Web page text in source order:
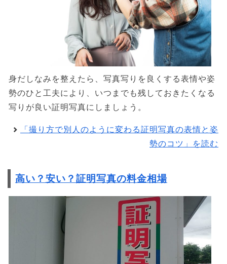
身だしなみを整えたら、写真写りを良くする表情や姿
勢のひと工夫により、いつまでも残しておきたくなる
写りが良い証明写真にしましょう。
「撮り方で別人のように変わる証明写真の表情と姿
勢のコツ」を読む
高い？安い？証明写真の料金相場